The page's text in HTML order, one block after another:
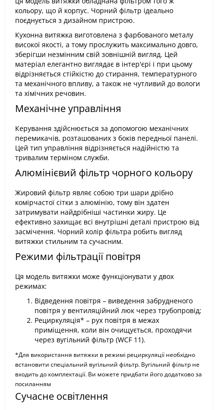
кольору, що й корпус. Чорний фільтр ідеально
поєднується з дизайном пристрою.
Кухонна витяжка виготовлена з фарбованого металу
високої якості, а тому прослужить максимально довго,
зберігши незмінним свій зовнішній вигляд. Цей
матеріал елегантно виглядає в інтер'єрі і при цьому
відрізняється стійкістю до стирання, температурного
та механічного впливу, а також не чутливий до вологи
та хімічних речовин.
Механічне управління
Керування здійснюється за допомогою механічних
перемикачів, розташованих з боків передньої панелі.
Цей тип управління відрізняється надійністю та
тривалим терміном служби.
Алюмінієвий фільтр чорного кольору
Жировий фільтр являє собою три шари дрібно
комірчастої сітки з алюмінію, тому він здатен
затримувати найдрібніші частинки жиру. Це
ефективно захищає всі внутрішні деталі пристрою від
засмічення. Чорний колір фільтра робить вигляд
витяжки стильним та сучасним.
Режими фільтрації повітря
Ця модель витяжки може функціонувати у двох
режимах:
Відведення повітря – виведення забрудненого
повітря у вентиляційний люк через трубопровід;
Рециркуляція* – рух повітря в межах
приміщення, коли він очищується, проходячи
через вугільний фільтр (WCF 11).
*Для використання витяжки в режимі рециркуляції необхідно
встановити спеціальний вугільний фільтр. Вугільний фільтр не
входить до комплектації. Ви можете придбати його додатково за
посиланням
Сучасне освітлення